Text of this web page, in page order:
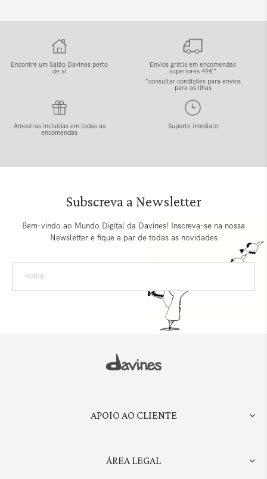
Encontre um Salão Davines perto
de si
Envios grátis em encomendas
superiores 49€*
*consultar condições para envios
para as Ilhas
Amostras incluídas em todas as
encomendas
Suporte imediato
Subscreva a Newsletter
Bem-vindo ao Mundo Digital da Davines! Inscreva-se na nossa
Newsletter e fique a par de todas as novidades
APOIO AO CLIENTE
ÁREA LEGAL